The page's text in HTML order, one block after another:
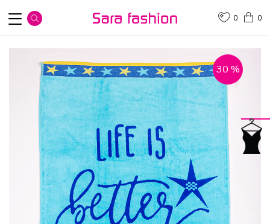
0
0
30 %